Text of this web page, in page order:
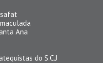
Ana
do S.C.J